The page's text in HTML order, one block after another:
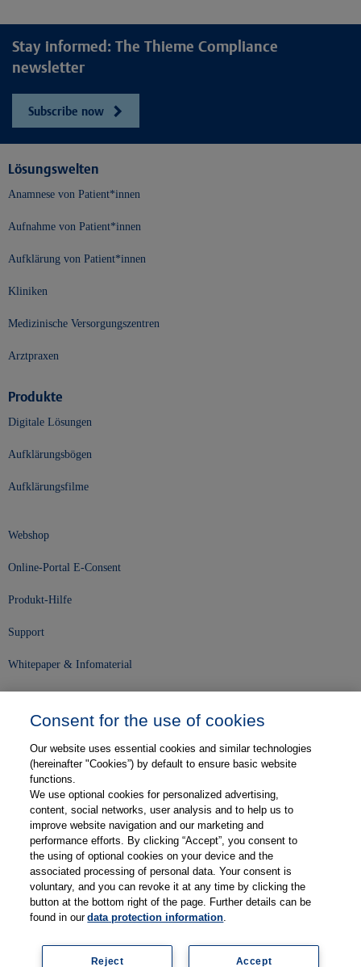
Stay informed: The Thieme Compliance
newsletter
Subscribe now
Lösungswelten
Anamnese von Patient*innen
Aufnahme von Patient*innen
Aufklärung von Patient*innen
Kliniken
Medizinische Versorgungszentren
Arztpraxen
Produkte
Digitale Lösungen
Aufklärungsbögen
Aufklärungsfilme
Webshop
Online-Portal E-Consent
Produkt-Hilfe
Support
Whitepaper & Infomaterial
Karriere
Kontakt
Web-Semniare
Anwenderberichte
Partner
Consent for the use of cookies
Our website uses essential cookies and similar technologies
(hereinafter "Cookies”) by default to ensure basic website
functions.
We use optional cookies for personalized advertising,
content, social networks, user analysis and to help us to
improve website navigation and our marketing and
performance efforts. By clicking “Accept”, you consent to
the using of optional cookies on your device and the
associated processing of personal data. Your consent is
voluntary, and you can revoke it at any time by clicking the
button at the bottom right of the page. Further details can be
found in ourdata protection information.
Accept
Reject